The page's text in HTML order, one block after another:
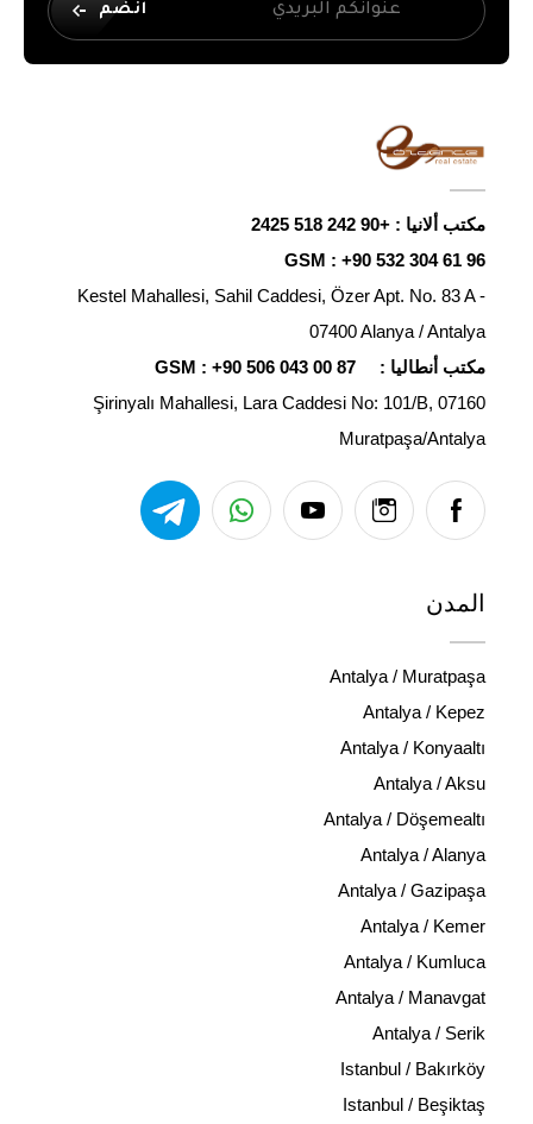
انضم
مكتب ألانيا : +90 242 518 2425
GSM : +90 532 304 61 96
Kestel Mahallesi, Sahil Caddesi, Özer Apt. No. 83 A -
07400 Alanya / Antalya
مكتب أنطاليا :
GSM : +90 506 043 00 87
Şirinyalı Mahallesi, Lara Caddesi No: 101/B, 07160
Muratpaşa/Antalya
المدن
Antalya / Muratpaşa
Antalya / Kepez
Antalya / Konyaaltı
Antalya / Aksu
Antalya / Döşemealtı
Antalya / Alanya
Antalya / Gazipaşa
Antalya / Kemer
Antalya / Kumluca
Antalya / Manavgat
Antalya / Serik
Istanbul / Bakırköy
Istanbul / Beşiktaş